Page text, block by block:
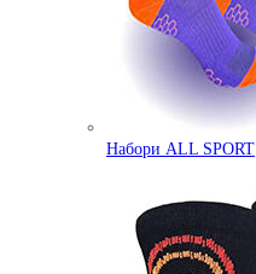
Набори ALL SPORT